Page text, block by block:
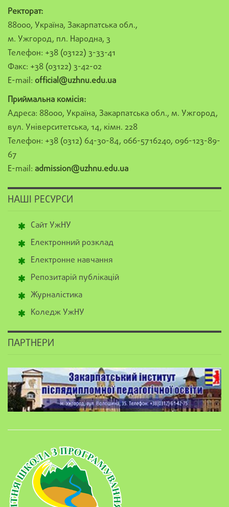
Ректорат:
88000, Україна, Закарпатська обл.,
м. Ужгород, пл. Народна, 3
Телефон: +38 (03122) 3-33-41
Факс: +38 (03122) 3-42-02
E-mail: official@uzhnu.edu.ua
Приймальна комісія:
Адреса: 88000, Україна, Закарпатська обл., м. Ужгород,
вул. Університетська, 14, кімн. 228
Телефон: +38 (0312) 64-30-84, 066-5716240, 096-123-89-
67
E-mail: admission@uzhnu.edu.ua
НАШІ РЕСУРСИ
Сайт УжНУ
Електронний розклад
Електронне навчання
Репозитарій публікацій
Журналістика
Коледж УжНУ
ПАРТНЕРИ